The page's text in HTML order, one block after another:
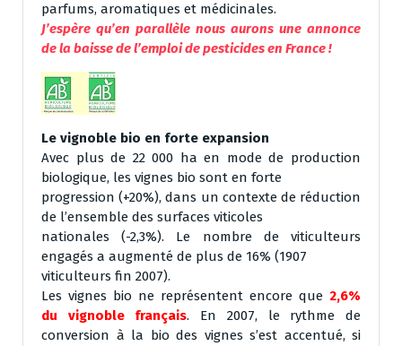
parfums, aromatiques et médicinales.
J’espère qu’en parallèle nous aurons une annonce
de la baisse de l’emploi de pesticides en France !
Le vignoble bio en forte expansion
Avec plus de 22 000 ha en mode de production
biologique, les vignes bio sont en forte
progression (+20%), dans un contexte de réduction
de l’ensemble des surfaces viticoles
nationales (-2,3%). Le nombre de viticulteurs
engagés a augmenté de plus de 16% (1907
viticulteurs fin 2007).
Les vignes bio ne représentent encore que 2,6%
du vignoble français. En 2007, le rythme de
conversion à la bio des vignes s’est accentué, si